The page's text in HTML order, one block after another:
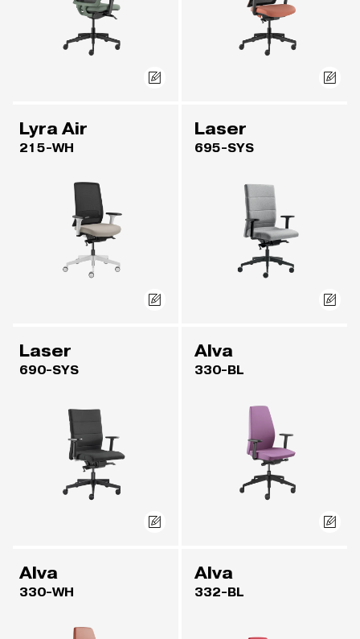
Lyra Air
215-WH
Laser
695-SYS
Laser
690-SYS
Alva
330-BL
Alva
330-WH
Alva
332-BL